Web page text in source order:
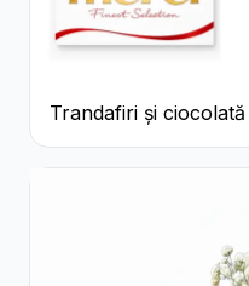
Trandafiri și